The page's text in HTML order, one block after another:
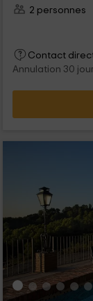
2 personnes
Contact
Annulation 30